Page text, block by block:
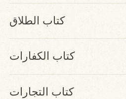
كتاب الطلاق
كتاب الكفارات
كتاب التجارات